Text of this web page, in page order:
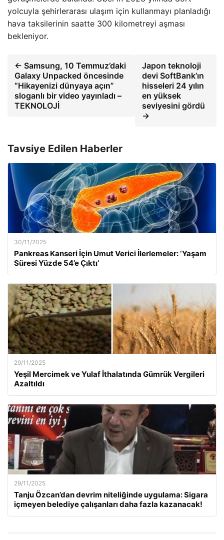
yolcuyla şehirlerarası ulaşım için kullanmayı planladığı
hava taksilerinin saatte 300 kilometreyi aşması
bekleniyor.
← Samsung, 10 Temmuz’daki
Galaxy Unpacked öncesinde
“Hikayenizi dünyaya açın”
sloganlı bir video yayınladı –
TEKNOLOJİ
Japon teknoloji
devi SoftBank’ın
hisseleri 24 yılın
en yüksek
seviyesini gördü
→
Tavsiye Edilen Haberler
30/11/2025
Pankreas Kanseri İçin Umut Verici İlerlemeler: ‘Yaşam
Süresi Yüzde 54’e Çıktı’
29/11/2025
Yeşil Mercimek ve Yulaf İthalatında Gümrük Vergileri
Azaltıldı
29/11/2025
Tanju Özcan’dan devrim niteliğinde uygulama: Sigara
içmeyen belediye çalışanları daha fazla kazanacak!